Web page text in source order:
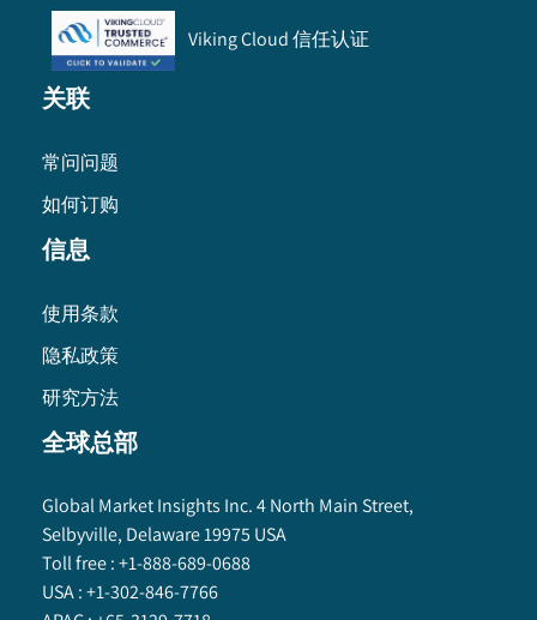
Viking Cloud 信任认证
关联
常问问题
如何订购
信息
使用条款
隐私政策
研究方法
全球总部
Global Market Insights Inc. 4 North Main Street,
Selbyville, Delaware 19975 USA
Toll free :+1-888-689-0688
USA :+1-302-846-7766